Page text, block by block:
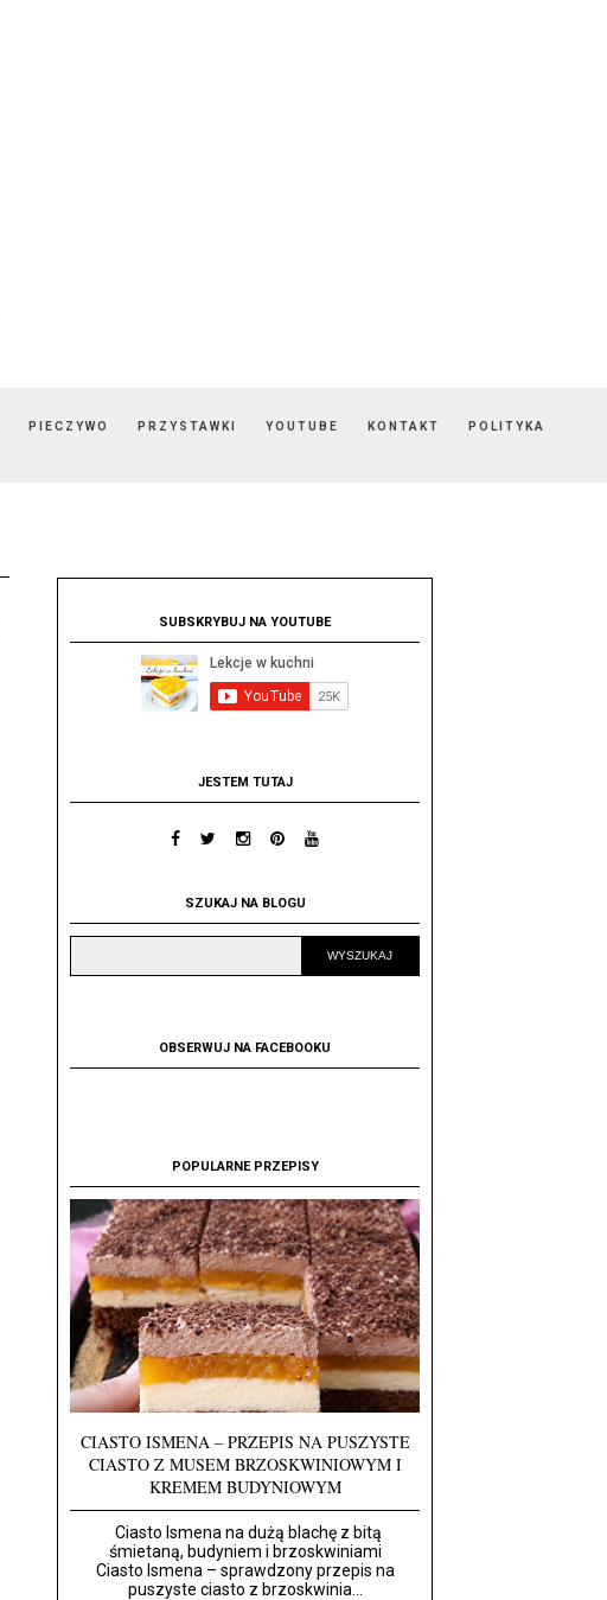
PIECZYWO PRZYSTAWKI YOUTUBE KONTAKT
POLITYKA
SUBSKRYBUJ NA YOUTUBE
JESTEM TUTAJ
SZUKAJ NA BLOGU
OBSERWUJ NA FACEBOOKU
POPULARNE PRZEPISY
CIASTO ISMENA – PRZEPIS NA PUSZYSTE
CIASTO Z MUSEM BRZOSKWINIOWYM I
KREMEM BUDYNIOWYM
Ciasto Ismena na dużą blachę z bitą
śmietaną, budyniem i brzoskwiniami
Ciasto Ismena – sprawdzony przepis na
puszyste ciasto z brzoskwinia...